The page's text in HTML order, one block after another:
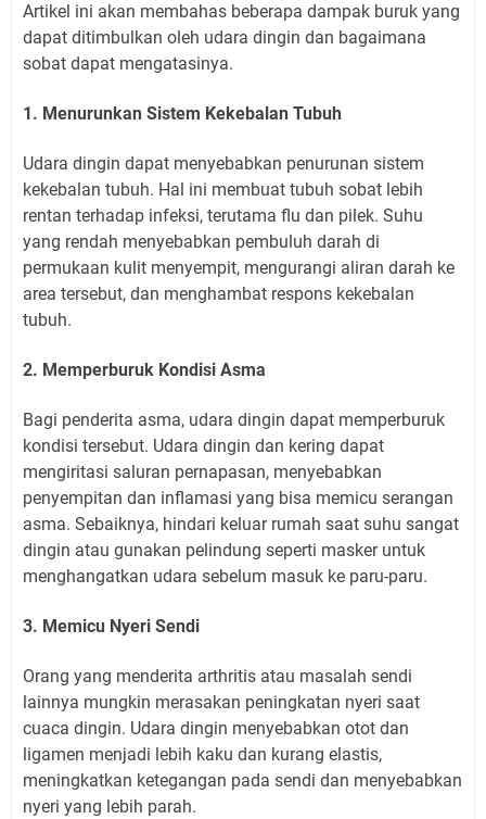
Artikel ini akan membahas beberapa dampak buruk yang
dapat ditimbulkan oleh udara dingin dan bagaimana
sobat dapat mengatasinya.
1. Menurunkan Sistem Kekebalan Tubuh
Udara dingin dapat menyebabkan penurunan sistem
kekebalan tubuh. Hal ini membuat tubuh sobat lebih
rentan terhadap infeksi, terutama flu dan pilek. Suhu
yang rendah menyebabkan pembuluh darah di
permukaan kulit menyempit, mengurangi aliran darah ke
area tersebut, dan menghambat respons kekebalan
tubuh.
2. Memperburuk Kondisi Asma
Bagi penderita asma, udara dingin dapat memperburuk
kondisi tersebut. Udara dingin dan kering dapat
mengiritasi saluran pernapasan, menyebabkan
penyempitan dan inflamasi yang bisa memicu serangan
asma. Sebaiknya, hindari keluar rumah saat suhu sangat
dingin atau gunakan pelindung seperti masker untuk
menghangatkan udara sebelum masuk ke paru-paru.
3. Memicu Nyeri Sendi
Orang yang menderita arthritis atau masalah sendi
lainnya mungkin merasakan peningkatan nyeri saat
cuaca dingin. Udara dingin menyebabkan otot dan
ligamen menjadi lebih kaku dan kurang elastis,
meningkatkan ketegangan pada sendi dan menyebabkan
nyeri yang lebih parah.